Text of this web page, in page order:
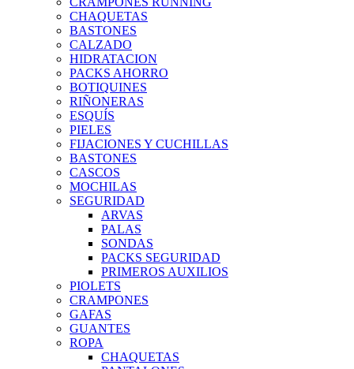
CHAQUETAS
BASTONES
CALZADO
HIDRATACION
PACKS AHORRO
BOTIQUINES
RIÑONERAS
ESQUÍS
PIELES
FIJACIONES Y CUCHILLAS
BASTONES
CASCOS
MOCHILAS
SEGURIDAD
ARVAS
PALAS
SONDAS
PACKS SEGURIDAD
PRIMEROS AUXILIOS
PIOLETS
CRAMPONES
GAFAS
GUANTES
ROPA
CHAQUETAS